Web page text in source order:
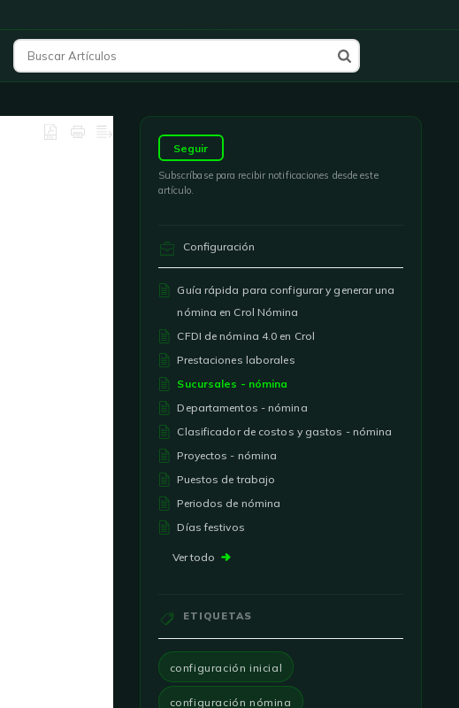
Seguir
Subscríbase para recibir notificaciones desde este
artículo.
Configuración
Guía rápida para configurar y generar una
nómina en Crol Nómina
CFDI de nómina 4.0 en Crol
Prestaciones laborales
Sucursales - nómina
Departamentos - nómina
Clasificador de costos y gastos - nómina
Proyectos - nómina
Puestos de trabajo
Periodos de nómina
Días festivos
Ver todo
ETIQUETAS
configuración inicial
configuración nómina